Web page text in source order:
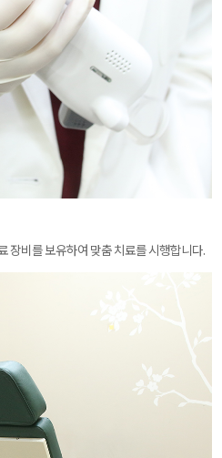
장비를 보유하여 맞춤 치료를 시행합니다.